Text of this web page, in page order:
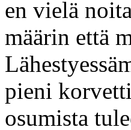
en vielä
määrin että
pieni
osumista